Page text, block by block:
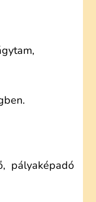
pályaképadó